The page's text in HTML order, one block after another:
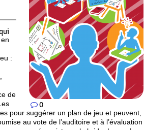
0
:
de
pour suggérer un plan de jeu et peuvent,
au vote de l’auditoire et à l’évaluation